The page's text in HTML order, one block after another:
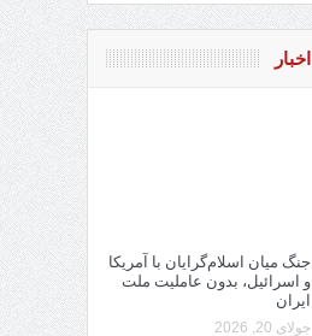
اخبار
جنگ میان اسلام‌گرایان با آمریکا
و اسرائیل، بدون عاملیت ملت
ایران
جولای 20, 2026